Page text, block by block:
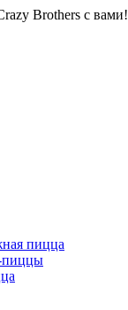
Brothers с вами!
пицца
пиццы